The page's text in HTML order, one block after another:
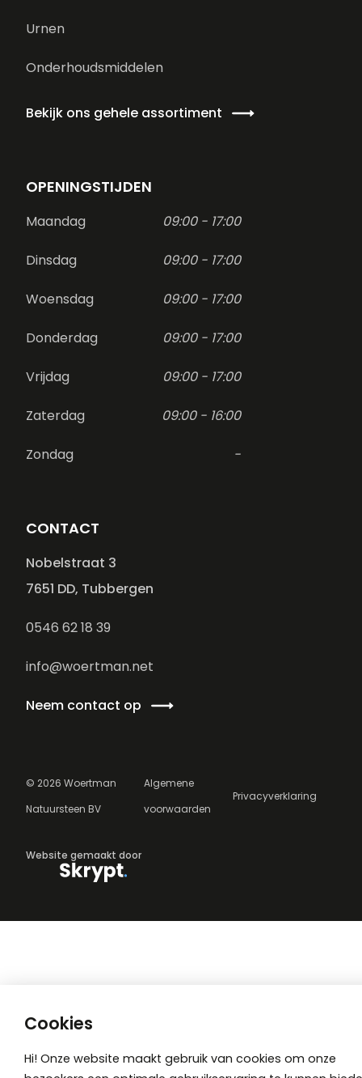
Urnen
Onderhoudsmiddelen
Bekijk ons gehele assortiment
OPENINGSTIJDEN
Maandag 09:00 - 17:00
Dinsdag 09:00 - 17:00
Woensdag 09:00 - 17:00
Donderdag 09:00 - 17:00
Vrijdag 09:00 - 17:00
Zaterdag 09:00 - 16:00
Zondag -
CONTACT
Nobelstraat 3
7651 DD, Tubbergen
0546 62 18 39
info@woertman.net
Neem contact op
© 2026 Woertman
Natuursteen BV
Algemene
voorwaarden
Privacyverklaring
Website gemaakt door
Cookies
Hi! Onze website maakt gebruik van cookies om onze